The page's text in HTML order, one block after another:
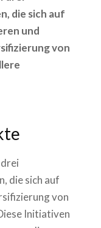
die sich auf
und
von
die sich auf
von
Initiativen